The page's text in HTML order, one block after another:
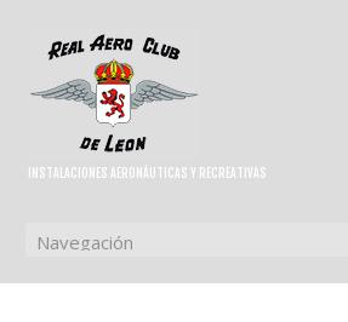
INSTALACIONES AERONÁUTICAS Y RECREATIVAS